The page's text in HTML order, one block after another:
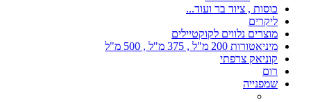
כוסות , ציוד בר ועוד...
ליקרים
מוצרים נלווים לקוקטיילים
מיניאטורות 200 מ"ל , 375 מ"ל , 500 מ"ל
קוניאק צרפתי
רום
שמפנייה